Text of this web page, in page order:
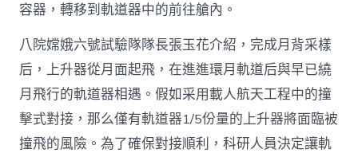
容器，轉移到軌道器中的前往艙內。
八院嫦娥六號試驗隊隊長張玉花介紹，完成月背采樣
后，上升器從月面起飛，在進進環月軌道后與早已繞
月飛行的軌道器相遇。假如采用載人航天工程中的撞
擊式對接，那么僅有軌道器1/5份量的上升器將面臨被
撞飛的風險。為了確保對接順利，科研人員決定讓軌